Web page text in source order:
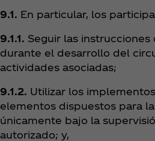
9.1. En particular, los
9.1.1. Seguir las
durante el desarrollo del
actividades asociadas;
9.1.2. Utilizar los
elementos dispuestos para
únicamente bajo la
autorizado; y,